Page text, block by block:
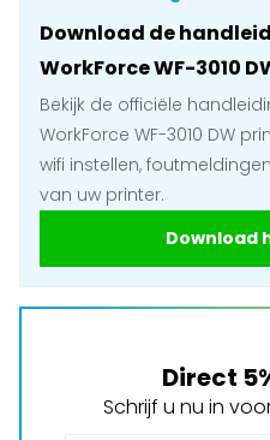
Download de
WorkForce WF-3010
Bekijk de officiële
WorkForce WF-3010 DW
wifi instellen,
van uw printer.
Download
Direct
Schrijf u nu in